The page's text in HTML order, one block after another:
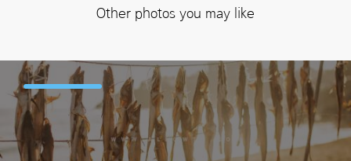
Other photos you may like